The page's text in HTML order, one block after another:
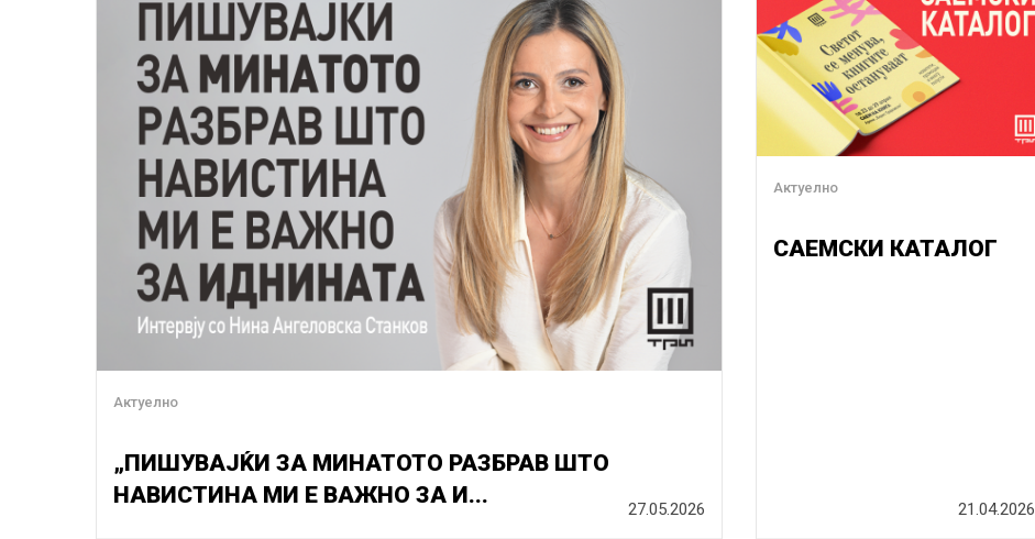
Актуелно
„ПИШУВАЈЌИ ЗА МИНАТОТО РАЗБРАВ ШТО
НАВИСТИНА МИ Е ВАЖНО ЗА И...
27.05.2026
Актуелно
САЕМСКИ КАТАЛОГ
21.04.2026